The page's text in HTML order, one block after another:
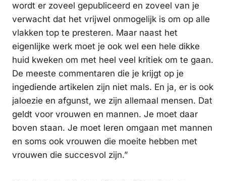
wordt er zoveel gepubliceerd en zoveel van je
verwacht dat het vrijwel onmogelijk is om op alle
vlakken top te presteren. Maar naast het
eigenlijke werk moet je ook wel een hele dikke
huid kweken om met heel veel kritiek om te gaan.
De meeste commentaren die je krijgt op je
ingediende artikelen zijn niet mals. En ja, er is ook
jaloezie en afgunst, we zijn allemaal mensen. Dat
geldt voor vrouwen en mannen. Je moet daar
boven staan. Je moet leren omgaan met mannen
en soms ook vrouwen die moeite hebben met
vrouwen die succesvol zijn.”